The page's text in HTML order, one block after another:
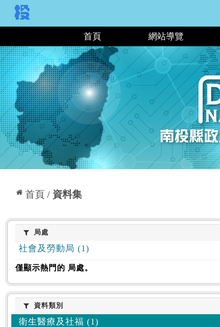
首頁 網站導覽
首頁 資料集
:::
局處局處
社會及勞動局 (1)
僅顯示熱門的 局處。
資料類別
資料類別
衛生醫療及社福 (1)